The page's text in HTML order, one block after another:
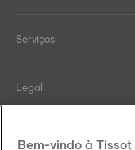
Serviços
Legal
Help and contacts
Bem-vindo à Tissot